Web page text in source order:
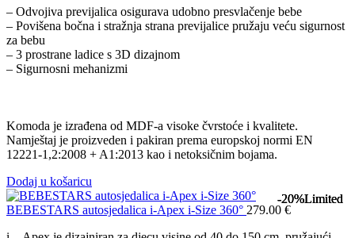
-20%Limited
-20%Limited
– Odvojiva previjalica osigurava udobno presvlačenje bebe
– Povišena bočna i stražnja strana previjalice pružaju veću sigurnost
za bebu
– 3 prostrane ladice s 3D dizajnom
– Sigurnosni mehanizmi
Komoda je izrađena od MDF-a visoke čvrstoće i kvalitete.
Namještaj je proizveden i pakiran prema europskoj normi EN
12221-1,2:2008 + A1:2013 kao i netoksičnim bojama.
Dodaj u košaricu
BEBESTARS autosjedalica i-Apex i-Size 360° 279.00 €
-20%Limited